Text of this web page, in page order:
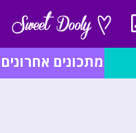
מתכונים אחרונים